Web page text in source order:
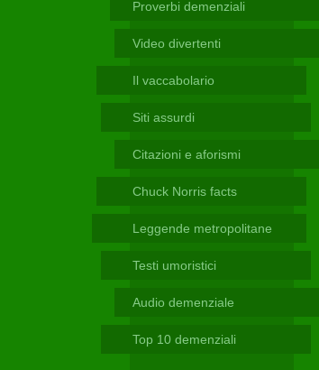
Proverbi demenziali
Video divertenti
Il vaccabolario
Siti assurdi
Citazioni e aforismi
Chuck Norris facts
Leggende metropolitane
Testi umoristici
Audio demenziale
Top 10 demenziali